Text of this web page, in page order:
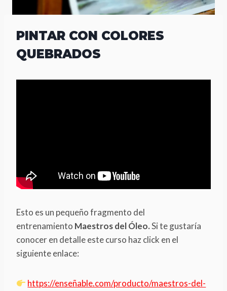
PINTAR CON COLORES
QUEBRADOS
Esto es un pequeño fragmento del
entrenamiento Maestros del Óleo.Si te gustaría
conocer en detalle este curso haz click en el
siguiente enlace:
https://enseñable.com/producto/maestros-del-